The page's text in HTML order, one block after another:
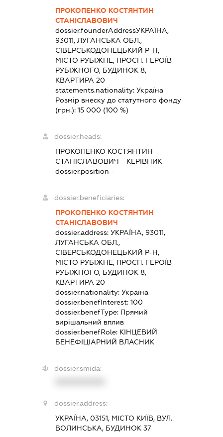
ПРОКОПЕНКО КОСТЯНТИН
СТАНІСЛАВОВИЧ
dossier.founderAddressУКРАЇНА,
93011, ЛУГАНСЬКА ОБЛ.,
СІВЕРСЬКОДОНЕЦЬКИЙ Р-Н,
МІСТО РУБІЖНЕ, ПРОСП. ГЕРОЇВ
РУБІЖНОГО, БУДИНОК 8,
КВАРТИРА 20
statements.nationality: Україна
Розмір внеску до статутного фонду
(грн.): 15 000 (100 %)
dossier.heads:
ПРОКОПЕНКО КОСТЯНТИН
СТАНІСЛАВОВИЧ - КЕРІВНИК
dossier.position -
dossier.beneficiaries:
ПРОКОПЕНКО КОСТЯНТИН
СТАНІСЛАВОВИЧ
dossier.address: УКРАЇНА, 93011,
ЛУГАНСЬКА ОБЛ.,
СІВЕРСЬКОДОНЕЦЬКИЙ Р-Н,
МІСТО РУБІЖНЕ, ПРОСП. ГЕРОЇВ
РУБІЖНОГО, БУДИНОК 8,
КВАРТИРА 20
dossier.nationality: Україна
dossier.benefInterest: 100
dossier.benefType: Прямий
вирішальний вплив
dossier.benefRole: КІНЦЕВИЙ
БЕНЕФІЦІАРНИЙ ВЛАСНИК
dossier.smida:
dossier.address:
УКРАЇНА, 03151, МІСТО КИЇВ, ВУЛ.
ВОЛИНСЬКА, БУДИНОК 37